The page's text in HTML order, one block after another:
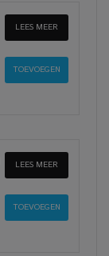
LEES MEER
LEES MEER